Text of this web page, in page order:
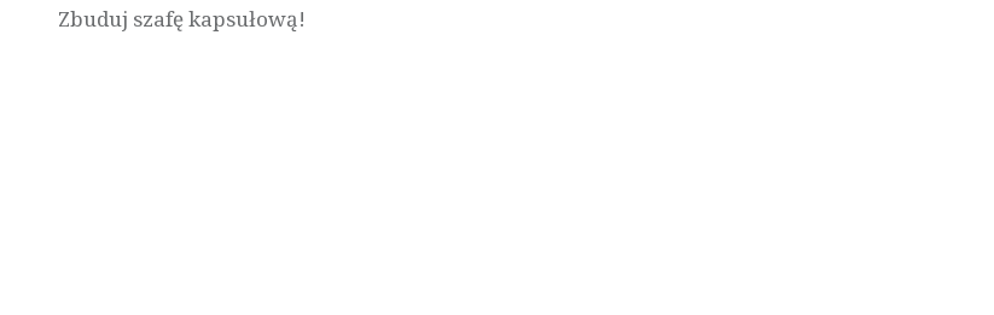
Zbuduj szafę kapsułową!